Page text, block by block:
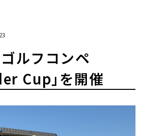
ルフコンペ
Cup」を開催